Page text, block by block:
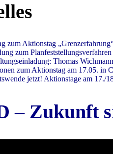
zum Aktionstag
zum
Thomas
zum Aktionstag am 17.05. in
jetzt! Aktionstage am 17./
– Zukunft